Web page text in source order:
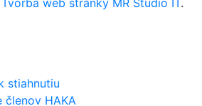
stiahnutiu
členov HAKA